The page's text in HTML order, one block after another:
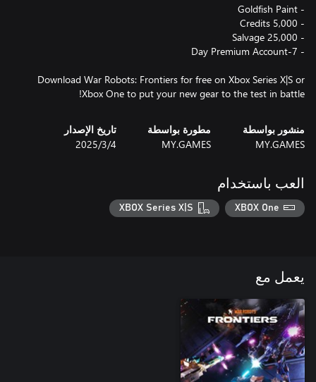
Download War Robots: Frontiers for free on Xbox Series X|S or
Xbox One to put your new gear to the test in battle!
منشور بواسطة
MY.GAMES
مطورة بواسطة
MY.GAMES
تاريخ الإصدار
4‏/3‏/2025
العب باستخدام
XBOX One
XBOX Series X|S
يعمل مع